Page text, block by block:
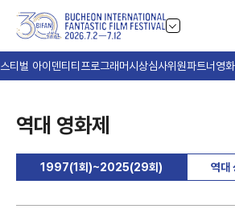
티벌 아이덴티티 프로그래머시상심사위원파트너 영
역대 영화제
1997(1회)~2025(29회) 역대